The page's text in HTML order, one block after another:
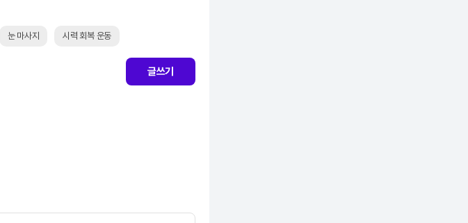
눈 마사지 시력 회복 운동
글쓰기